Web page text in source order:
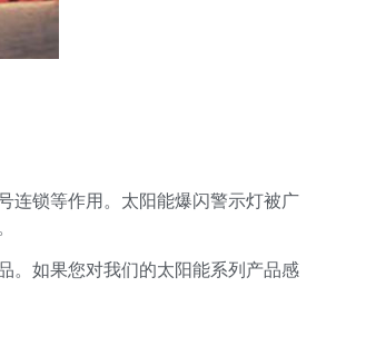
连锁等作用。太阳能爆闪警示灯被广
。如果您对我们的太阳能系列产品感